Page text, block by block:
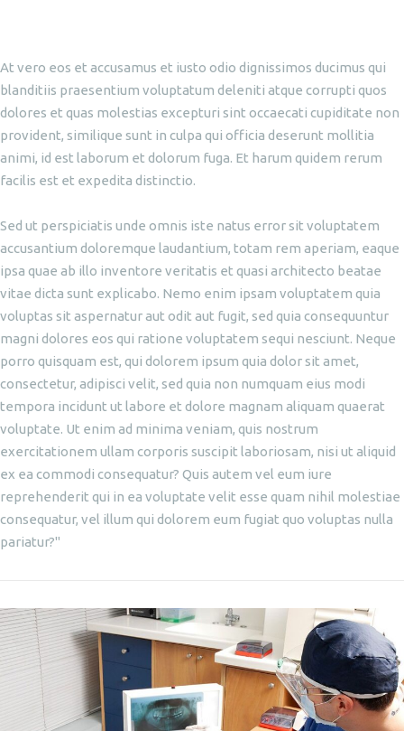
At vero eos et accusamus et iusto odio dignissimos ducimus qui
blanditiis praesentium voluptatum deleniti atque corrupti quos
dolores et quas molestias excepturi sint occaecati cupiditate non
provident, similique sunt in culpa qui officia deserunt mollitia
animi, id est laborum et dolorum fuga. Et harum quidem rerum
facilis est et expedita distinctio.
Sed ut perspiciatis unde omnis iste natus error sit voluptatem
accusantium doloremque laudantium, totam rem aperiam, eaque
ipsa quae ab illo inventore veritatis et quasi architecto beatae
vitae dicta sunt explicabo. Nemo enim ipsam voluptatem quia
voluptas sit aspernatur aut odit aut fugit, sed quia consequuntur
magni dolores eos qui ratione voluptatem sequi nesciunt. Neque
porro quisquam est, qui dolorem ipsum quia dolor sit amet,
consectetur, adipisci velit, sed quia non numquam eius modi
tempora incidunt ut labore et dolore magnam aliquam quaerat
voluptate. Ut enim ad minima veniam, quis nostrum
exercitationem ullam corporis suscipit laboriosam, nisi ut aliquid
ex ea commodi consequatur? Quis autem vel eum iure
reprehenderit qui in ea voluptate velit esse quam nihil molestiae
consequatur, vel illum qui dolorem eum fugiat quo voluptas nulla
pariatur?"